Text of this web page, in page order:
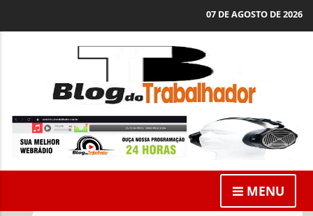
07 DE AGOSTO DE 2026
MENU